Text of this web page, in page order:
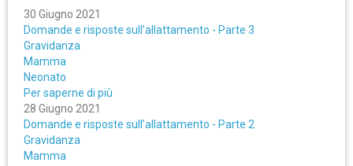
30 Giugno 2021
Domande e risposte sull’allattamento - Parte 3
Gravidanza
Mamma
Neonato
Per saperne di più
28 Giugno 2021
Domande e risposte sull’allattamento - Parte 2
Gravidanza
Mamma